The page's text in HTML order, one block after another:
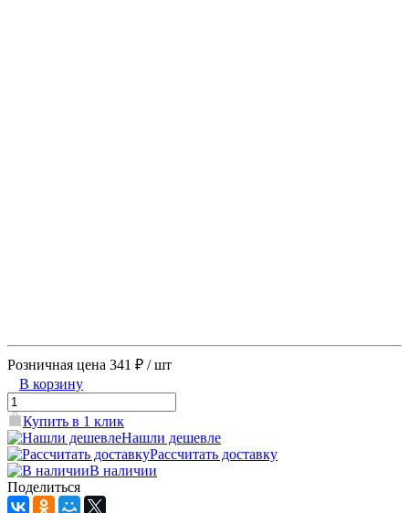
Розничная цена 341 ₽ / шт
В корзину
Купить в 1 клик
Нашли дешевле
Рассчитать доставку
В наличии
Поделиться